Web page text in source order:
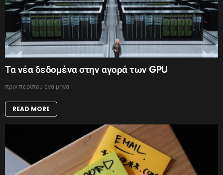
Τα νέα δεδομένα στην αγορά των GPU
πριν περίπου ένα μήνα
READ MORE